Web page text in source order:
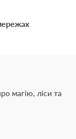
магію, ліси та